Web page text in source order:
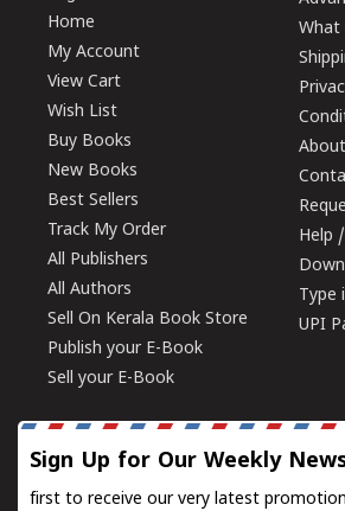
Home
My Account
View Cart
Wish List
Buy Books
New Books
Best Sellers
Track My Order
All Publishers
All Authors
Sell On Kerala Book Store
Publish your E-Book
Sell your E-Book
What
Help
Type
UPI
Sign Up for Our Weekly
first to receive our very latest